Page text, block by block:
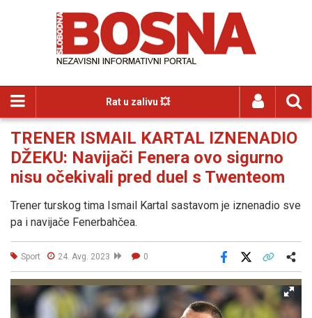
Rat u zalivu 💥
TRENER ISMAIL KARTAL IZNENADIO
DŽEKU: Navijači Fenera ovo sigurno
nisu očekivali pred duel s Twenteom
Trener turskog tima Ismail Kartal sastavom je iznenadio sve
pa i navijače Fenerbahčea.
Sport 24. Avg. 2023 0
Facebook